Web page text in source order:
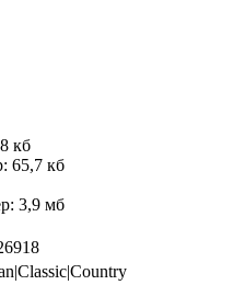
кб
65,7 кб
3,9 мб